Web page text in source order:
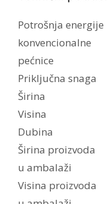
Potrošnja energije
konvencionalne
pećnice
Priključna snaga
Širina
Visina
Dubina
Širina proizvoda
u ambalaži
Visina proizvoda